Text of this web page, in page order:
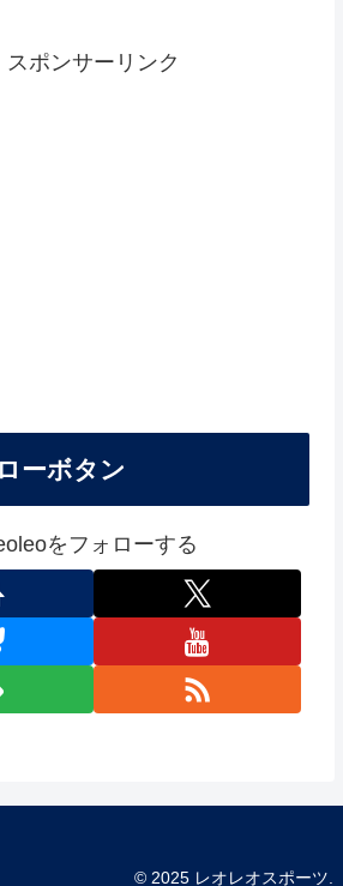
スポンサーリンク
ーボタン
をフォローする
© 2025 レオレオスポーツ.